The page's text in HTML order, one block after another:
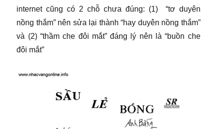
internet cũng có 2 chỗ chưa đúng: (1) “tơ duyên
nồng thắm” nên sửa lại thành “hay duyên nồng thắm”
và (2) “thầm che đôi mắt” đáng lý nên là “buồn che
đôi mắt”